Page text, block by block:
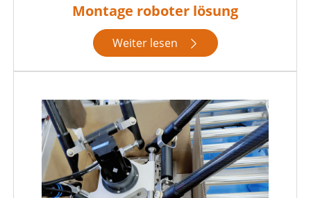
Montage roboter lösung
Weiter lesen 